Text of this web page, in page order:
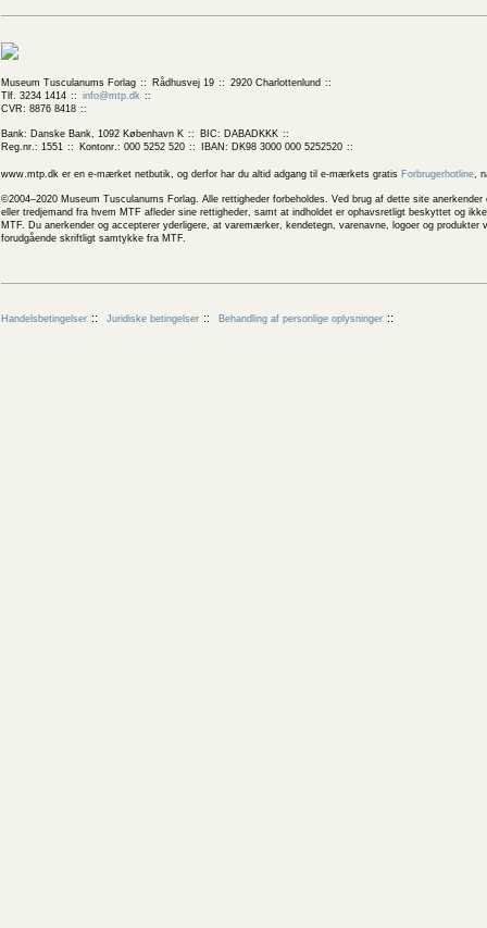
Museum Tusculanums Forlag Rådhusvej 19
2920 Charlottenlund
Tlf. 3234 1414
info@mtp.dk
CVR: 8876 8418
Bank: Danske Bank, 1092 København K
BIC: DABADKKK
Reg.nr.: 1551
Kontonr.: 000 5252 520 IBAN: DK98 3000 000 5252520
www.mtp.dk er en e-mærket netbutik, og derfor har du altid adgang til e-mærkets gratis Forbrugerhotline,
©2004–2020 Museum Tusculanums Forlag. Alle rettigheder forbeholdes. Ved brug af dette site
eller tredjemand fra hvem MTF afleder sine rettigheder, samt at indholdet er ophavsretligt beskyttet og
MTF. Du anerkender og accepterer yderligere, at varemærker, kendetegn, varenavne, logoer og
forudgående skriftligt samtykke fra MTF.
Handelsbetingelser Juridiske betingelser Behandling af personlige oplysninger